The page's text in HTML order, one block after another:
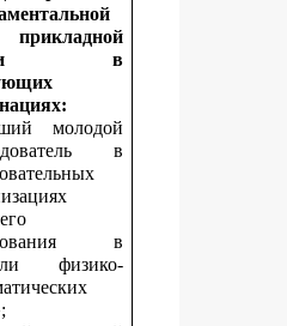
в
молодой
в
в
физико-